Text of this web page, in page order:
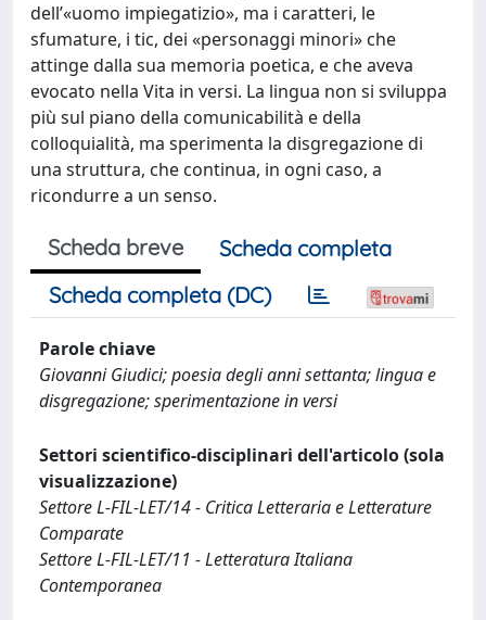
dell’«uomo impiegatizio», ma i caratteri, le
sfumature, i tic, dei «personaggi minori» che
attinge dalla sua memoria poetica, e che aveva
evocato nella Vita in versi. La lingua non si sviluppa
più sul piano della comunicabilità e della
colloquialità, ma sperimenta la disgregazione di
una struttura, che continua, in ogni caso, a
ricondurre a un senso.
Scheda breve
Scheda completa
Scheda completa (DC)
Parole chiave
Giovanni Giudici; poesia degli anni settanta; lingua e
disgregazione; sperimentazione in versi
Settori scientifico-disciplinari dell'articolo (sola
visualizzazione)
Settore L-FIL-LET/14 - Critica Letteraria e Letterature
Comparate
Settore L-FIL-LET/11 - Letteratura Italiana
Contemporanea